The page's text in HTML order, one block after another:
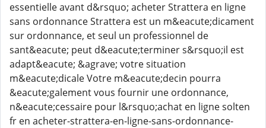
essentielle avant d&rsquo; acheter Strattera en ligne
sans ordonnance Strattera est un m&eacute;dicament
sur ordonnance, et seul un professionnel de
sant&eacute; peut d&eacute;terminer s&rsquo;il est
adapt&eacute; &agrave; votre situation
m&eacute;dicale Votre m&eacute;decin pourra
&eacute;galement vous fournir une ordonnance,
n&eacute;cessaire pour l&rsquo;achat en ligne solten
fr en acheter-strattera-en-ligne-sans-ordonnance-